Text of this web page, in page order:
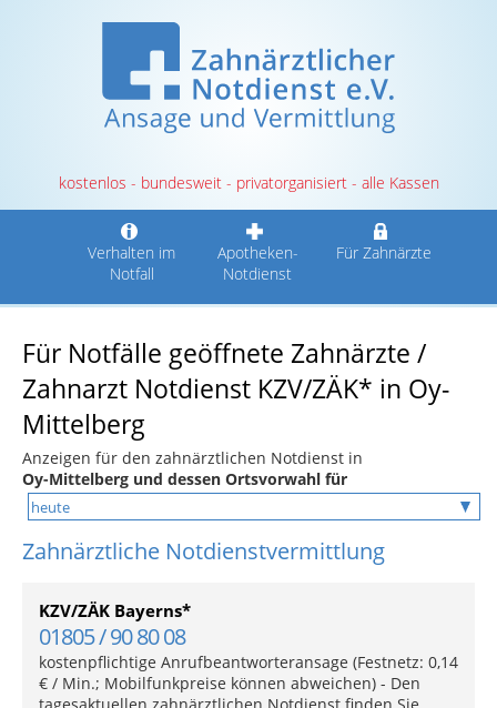
kostenlos - bundesweit - privatorganisiert - alle Kassen
Verhalten im
Notfall
Apotheken-
Notdienst
Für Zahnärzte
Für Notfälle geöffnete Zahnärzte /
Zahnarzt Notdienst KZV/ZÄK* in Oy-
Mittelberg
Anzeigen für den zahnärztlichen Notdienst in
Oy-Mittelberg und dessen Ortsvorwahl für
Zahnärztliche Notdienstvermittlung
KZV/ZÄK Bayerns*
01805 / 90 80 08
kostenpflichtige Anrufbeantworteransage (Festnetz: 0,14
€ / Min.; Mobilfunkpreise können abweichen) - Den